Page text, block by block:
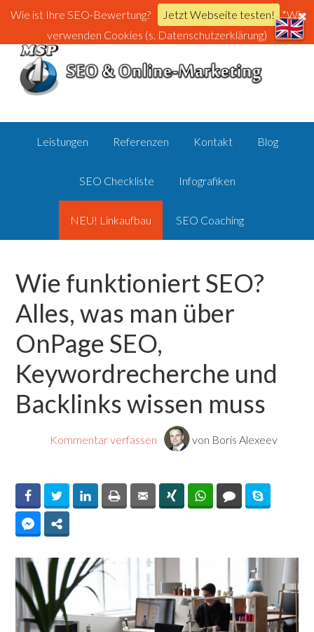
Leistungen Referenzen Kontakt Blog
SEO Checkliste Infografiken
NEU! Linkaufbau SEO Coaching
Wie funktioniert SEO?
Alles, was man über
OnPage SEO,
Keywordrecherche und
Backlinks wissen muss
Kommentar verfassen von Boris Alexeev
FacebookTwitterLinkedIn
Print Email Xing WhatsAppComments
Facebook Messenger
Wie ist Ihre SEO-Bewertung? Jetzt Webseite testen! *Wir
verwenden Cookies (s. Datenschutzerklärung)